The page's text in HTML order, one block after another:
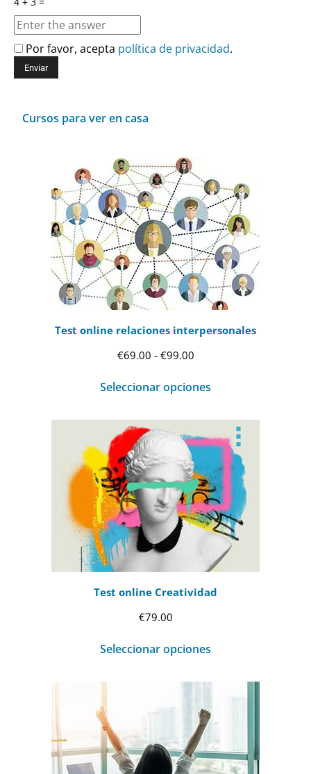
Por favor, acepta política de privacidad.
Cursos para ver en casa
Test online relaciones interpersonales
€69.00 - €99.00Rango
desde
€69.00
hasta
€99.00
Seleccionar opciones
Test online Creatividad
€79.00
Seleccionar opciones